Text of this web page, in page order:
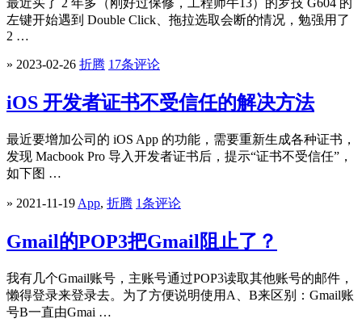
最近买了 2 年多（刚好过保修，工程师牛13）的罗技 G604 的
左键开始遇到 Double Click、拖拉选取会断的情况，勉强用了
2 …
» 2023-02-26 折腾 17条评论
iOS 开发者证书不受信任的解决方法
最近要增加公司的 iOS App 的功能，需要重新生成各种证书，
发现 Macbook Pro 导入开发者证书后，提示“证书不受信任”，
如下图 …
» 2021-11-19 App, 折腾 1条评论
Gmail的POP3把Gmail阻止了？
我有几个Gmail账号，主账号通过POP3读取其他账号的邮件，
懒得登录来登录去。为了方便说明使用A、B来区别：Gmail账
号B一直由Gmai …